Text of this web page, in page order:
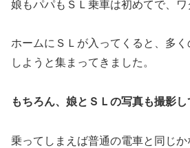
娘もパパもＳＬ乗車は初めてで、ワ
ホームにＳＬが入ってくると、多
しようと集まってきました。
もちろん、娘とＳＬの写真も撮影し
乗ってしまえば普通の電車と同じ